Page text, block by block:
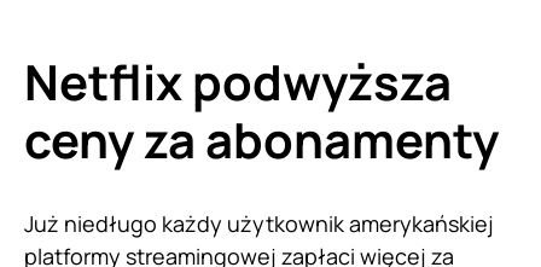
Netflix podwyższa
ceny za abonamenty
Już niedługo każdy użytkownik amerykańskiej
platformy streamingowej zapłaci więcej za